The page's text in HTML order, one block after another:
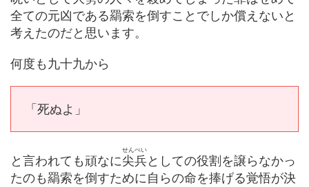
全ての元凶である羂索を倒すことでしか償えないと
考えたのだと思います。
何度も九十九から
「死ぬよ」
と言われても頑なに尖兵
せんぺい
としての役割を譲らなかっ
たのも羂索を倒すために自らの命を捧げる覚悟が決